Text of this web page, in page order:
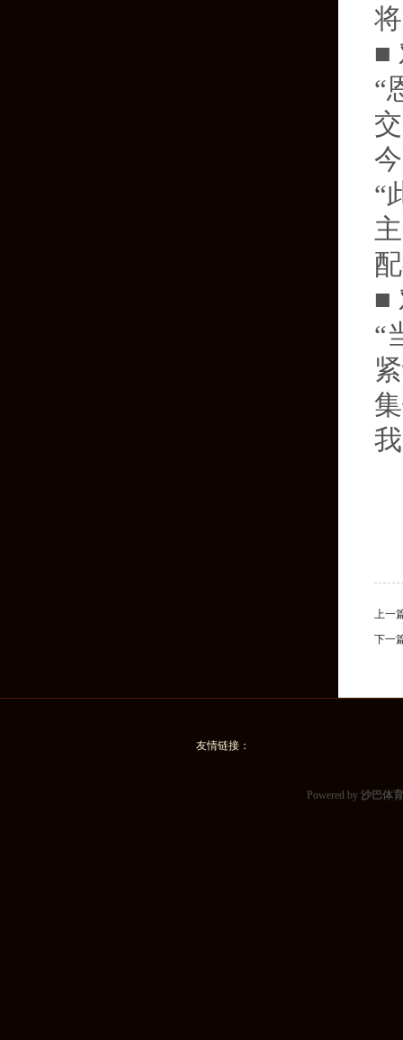
■
“
“
■
“
上一
下一
友情链接：
Powered by 沙巴体